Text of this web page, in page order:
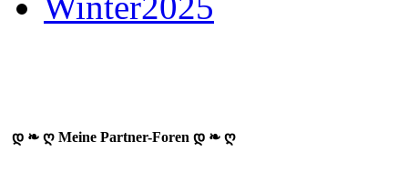
დ ❧ ღ Meine Partner-Foren დ ❧ ღ